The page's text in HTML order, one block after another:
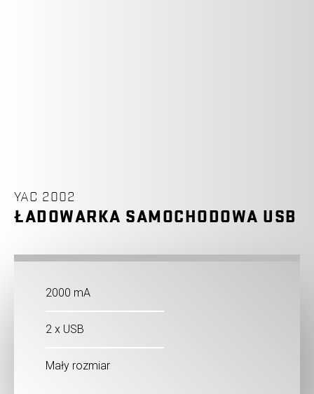
YAC 2002
ŁADOWARKA SAMOCHODOWA USB
2000 mA
2 x USB
Mały rozmiar